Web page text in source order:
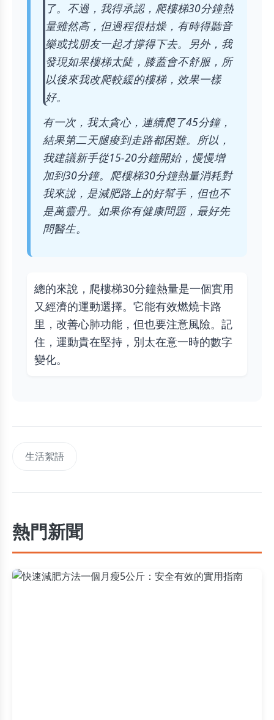
了。不過，我得承認，爬樓梯30分鐘熱
量雖然高，但過程很枯燥，有時得聽音
樂或找朋友一起才撐得下去。另外，我
發現如果樓梯太陡，膝蓋會不舒服，所
以後來我改爬較緩的樓梯，效果一樣
好。
有一次，我太貪心，連續爬了45分鐘，
結果第二天腿痠到走路都困難。所以，
我建議新手從15-20分鐘開始，慢慢增
加到30分鐘。爬樓梯30分鐘熱量消耗對
我來說，是減肥路上的好幫手，但也不
是萬靈丹。如果你有健康問題，最好先
問醫生。
總的來說，爬樓梯30分鐘熱量是一個實用
又經濟的運動選擇。它能有效燃燒卡路
里，改善心肺功能，但也要注意風險。記
住，運動貴在堅持，別太在意一時的數字
變化。
生活絮語
熱門新聞